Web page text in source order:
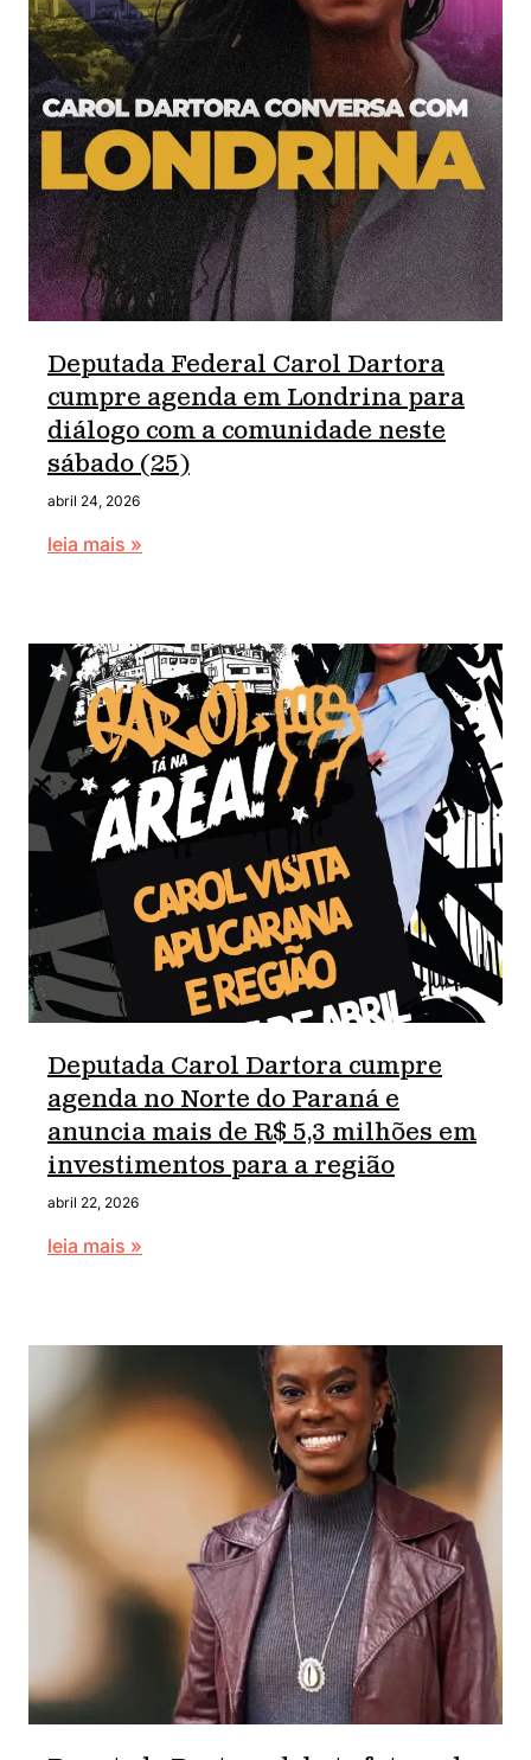
Deputada Federal Carol Dartora
cumpre agenda em Londrina para
diálogo com a comunidade neste
sábado (25)
abril 24, 2026
leia mais »
Deputada Carol Dartora cumpre
agenda no Norte do Paraná e
anuncia mais de R$ 5,3 milhões em
investimentos para a região
abril 22, 2026
leia mais »